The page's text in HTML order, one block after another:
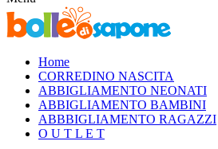
Home
CORREDINO NASCITA
ABBIGLIAMENTO NEONATI
ABBIGLIAMENTO BAMBINI
ABBBIGLIAMENTO RAGAZZI
O U T L E T